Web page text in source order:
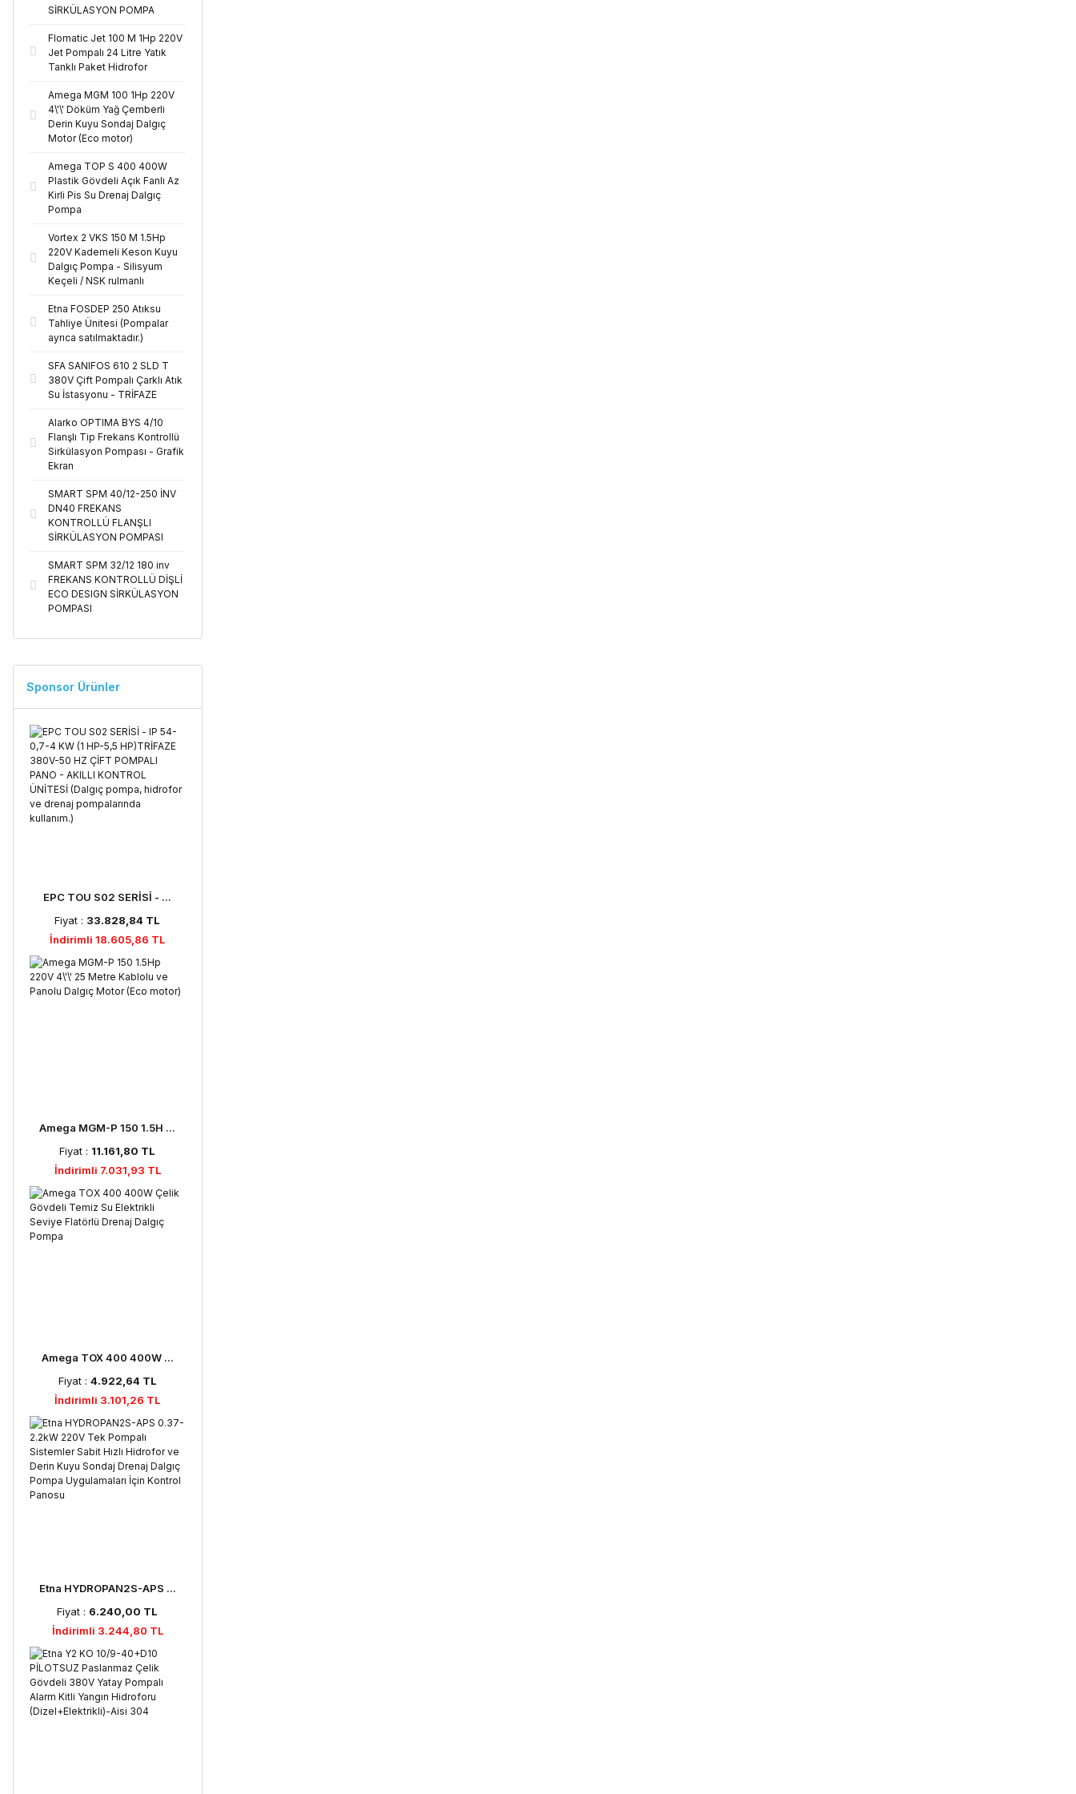
SİRKÜLASYON POMPA
Flomatic Jet 100 M 1Hp 220V
Jet Pompalı 24 Litre Yatık
Tanklı Paket Hidrofor
Amega MGM 100 1Hp 220V
4\'\' Döküm Yağ Çemberli
Derin Kuyu Sondaj Dalgıç
Motor (Eco motor)
Amega TOP S 400 400W
Plastik Gövdeli Açık Fanlı Az
Kirli Pis Su Drenaj Dalgıç
Pompa
Vortex 2 VKS 150 M 1.5Hp
220V Kademeli Keson Kuyu
Dalgıç Pompa - Silisyum
Keçeli / NSK rulmanlı
Etna FOSDEP 250 Atıksu
Tahliye Ünitesi (Pompalar
ayrıca satılmaktadır.)
SFA SANIFOS 610 2 SLD T
380V Çift Pompalı Çarklı Atık
Su İstasyonu - TRİFAZE
Alarko OPTIMA BYS 4/10
Flanşlı Tip Frekans Kontrollü
Sirkülasyon Pompası - Grafik
Ekran
SMART SPM 40/12-250 İNV
DN40 FREKANS
KONTROLLÜ FLANŞLI
SİRKÜLASYON POMPASI
SMART SPM 32/12 180 inv
FREKANS KONTROLLÜ DİŞLİ
ECO DESIGN SİRKÜLASYON
POMPASI
Sponsor Ürünler
EPC TOU S02 SERİSİ - ...
Fiyat : 33.828,84 TL
İndirimli 18.605,86 TL
Amega MGM-P 150 1.5H ...
Fiyat : 11.161,80 TL
İndirimli 7.031,93 TL
Amega TOX 400 400W ...
Fiyat : 4.922,64 TL
İndirimli 3.101,26 TL
Etna HYDROPAN2S-APS ...
Fiyat : 6.240,00 TL
İndirimli 3.244,80 TL